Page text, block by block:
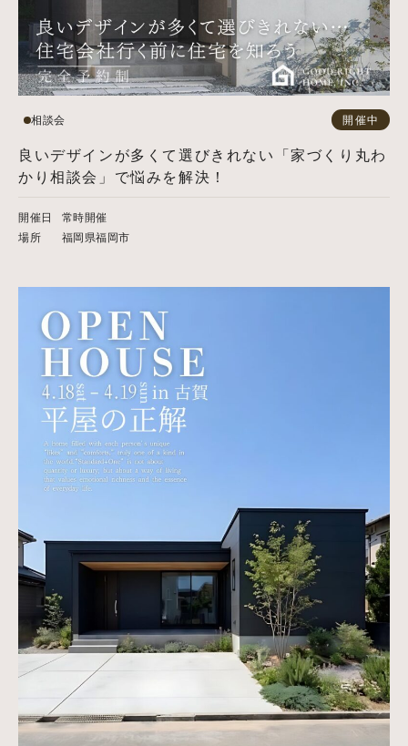
良いデザインが多くて選びきれない「家づくり丸わ
かり相談会」で悩みを解決！
相談会 開催中
開催日
常時開催
場所
福岡県福岡市